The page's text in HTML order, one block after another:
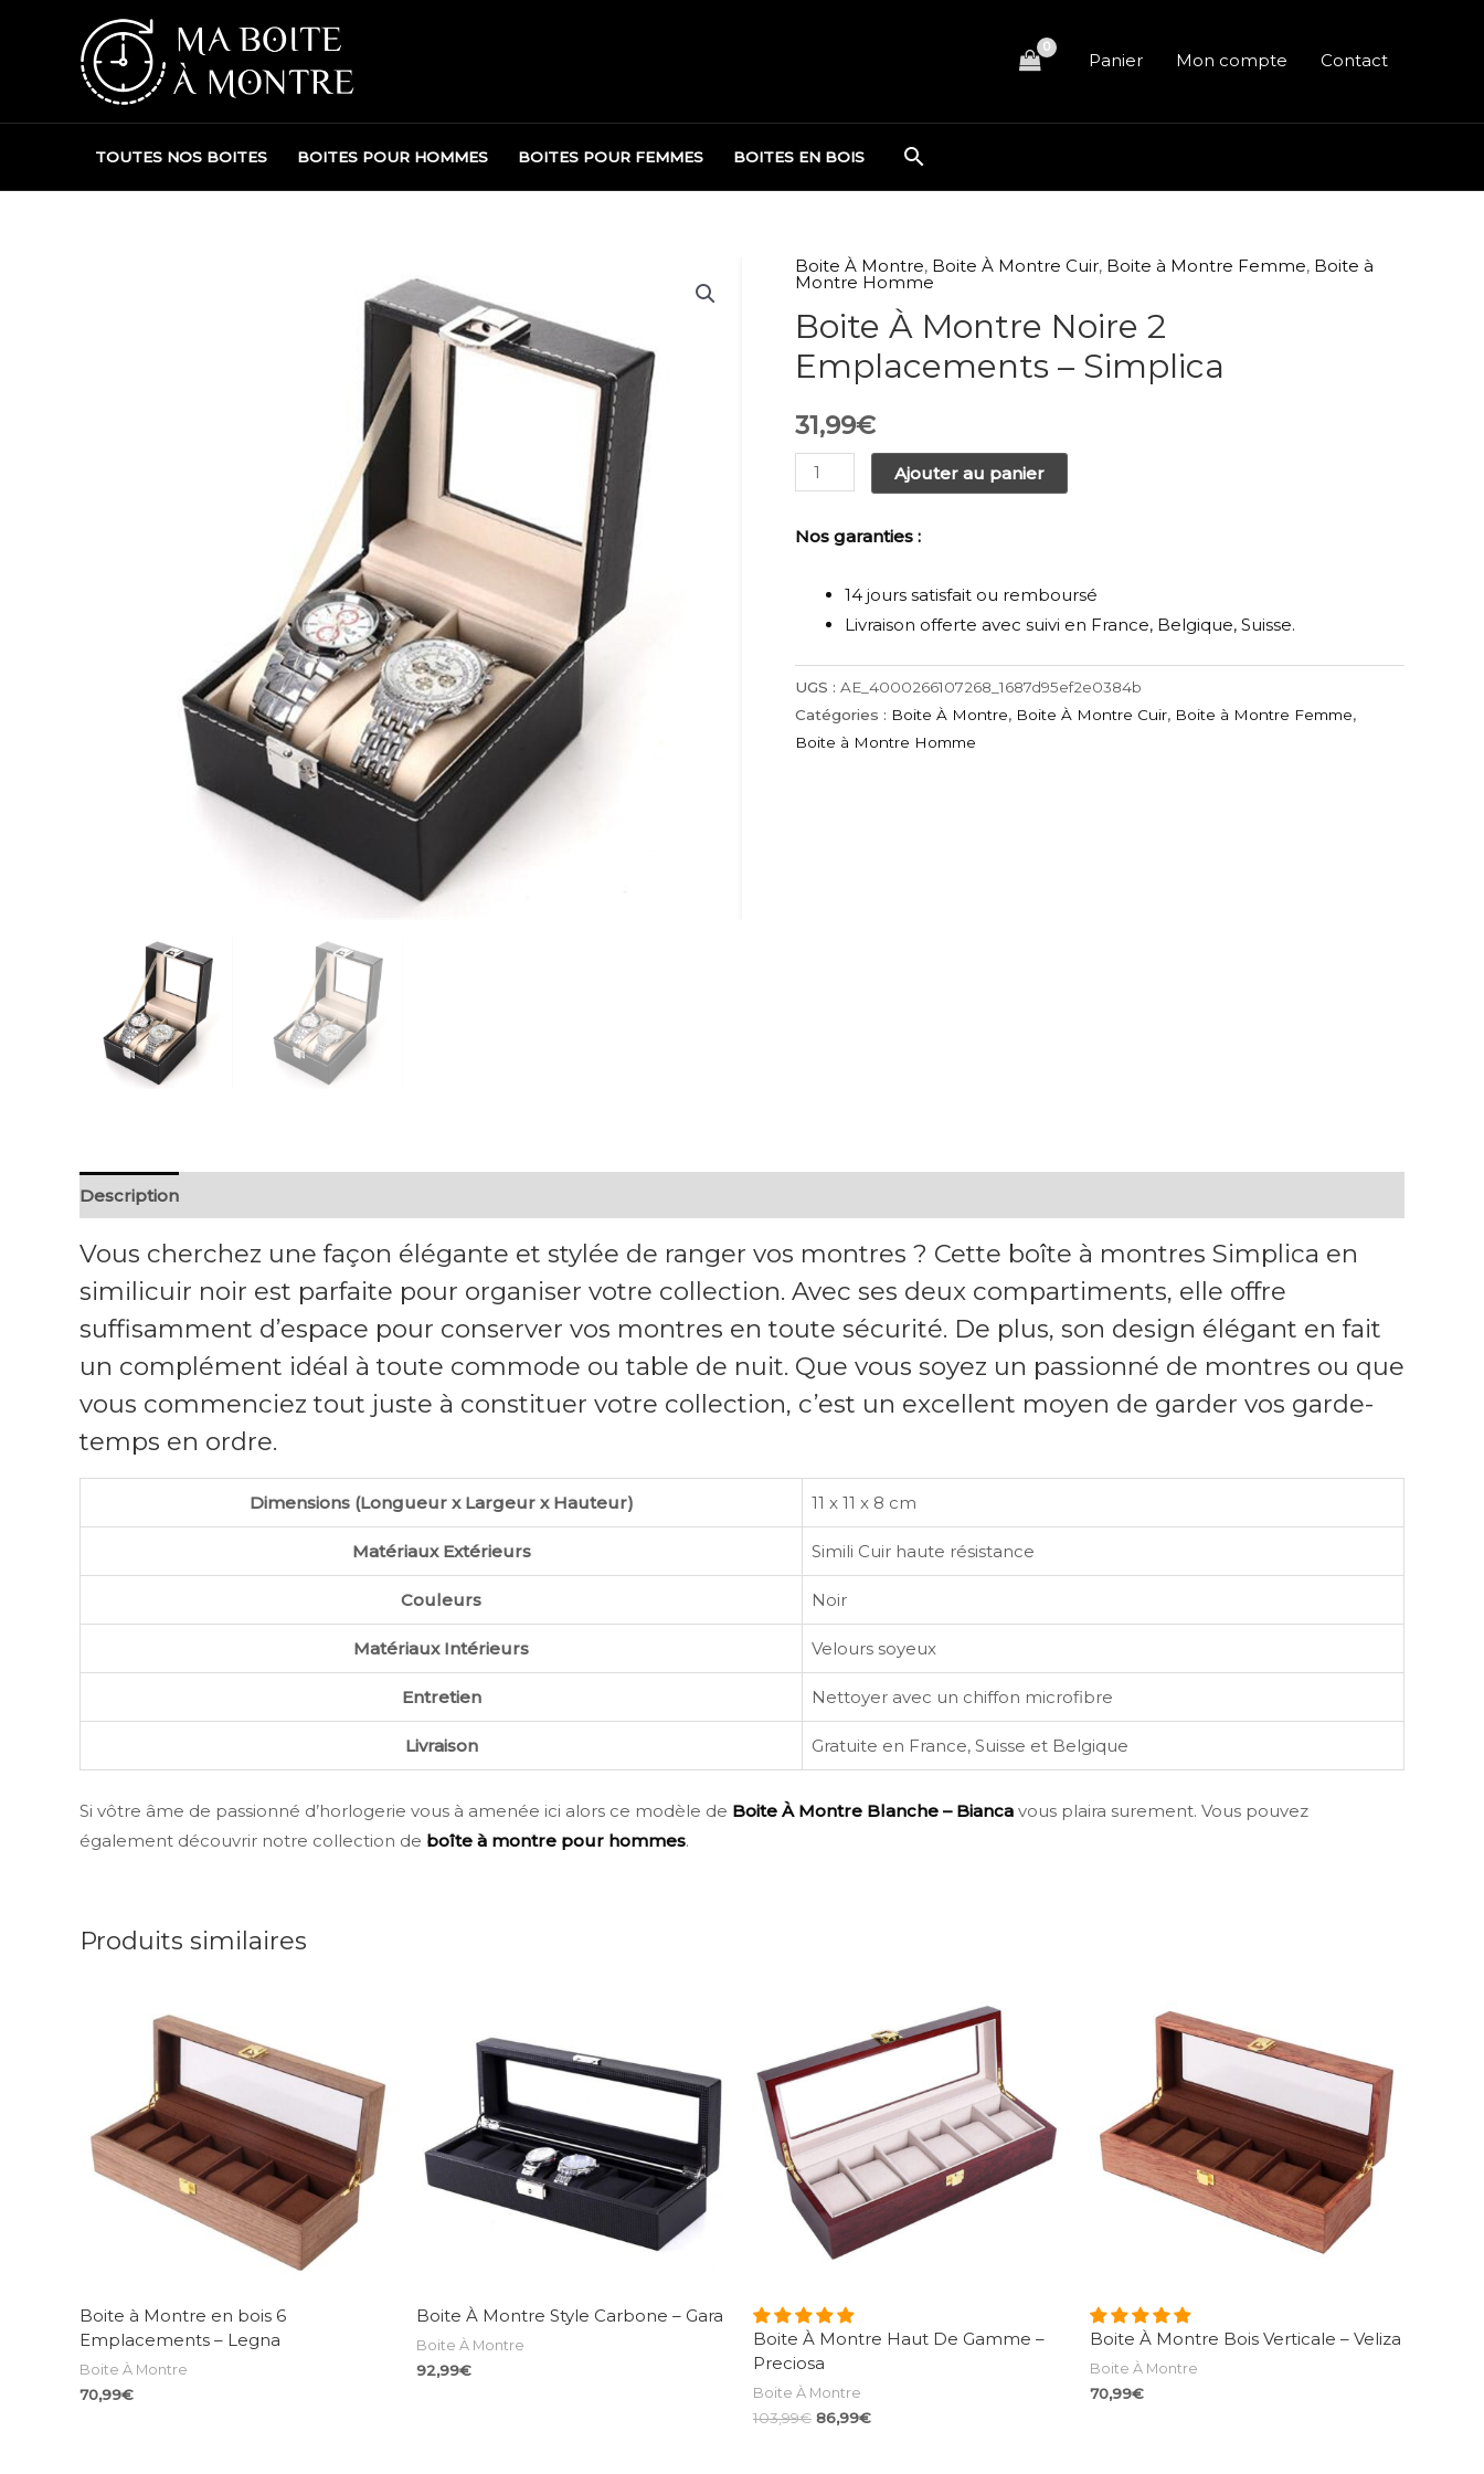
Panier Mon compte Contact
TOUTES NOS BOITES BOITES POUR HOMMES BOITES POUR FEMMES BOITES EN BOIS Rechercher
Boite À Montre, Boite À Montre Cuir, Boite à Montre Femme, Boite à
Montre Homme
Boite À Montre Noire 2
Emplacements – Simplica
31,99€
quantité
de
Boite
Montre
-
Simplica
Ajouter au panier
Nos garanties :
14 jours satisfait ou remboursé
Livraison offerte avec suivi en France, Belgique, Suisse.
UGS : AE_4000266107268_1687d95ef2e0384b
Catégories : Boite À Montre, Boite À Montre Cuir, Boite à Montre Femme,
Boite à Montre Homme
Description
Vous cherchez une façon élégante et stylée de ranger vos montres ? Cette boîte à montres Simplica en
similicuir noir est parfaite pour organiser votre collection. Avec ses deux compartiments, elle offre
suffisamment d’espace pour conserver vos montres en toute sécurité. De plus, son design élégant en fait
un complément idéal à toute commode ou table de nuit. Que vous soyez un passionné de montres ou que
vous commenciez tout juste à constituer votre collection, c’est un excellent moyen de garder vos garde-
temps en ordre.
Dimensions (Longueur x Largeur x Hauteur) 11 x 11 x 8 cm
Matériaux Extérieurs Simili Cuir haute résistance
Couleurs Noir
Matériaux Intérieurs Velours soyeux
Entretien Nettoyer avec un chiffon microfibre
Livraison Gratuite en France, Suisse et Belgique
Si vôtre âme de passionné d’horlogerie vous à amenée ici alors ce modèle de Boite À Montre Blanche – Bianca vous plaira surement. Vous pouvez
également découvrir notre collection de boîte à montre pour hommes.
Produits similaires
Boite à Montre en bois 6
Emplacements – Legna
Boite À Montre
70,99€
Boite À Montre Style Carbone – Gara
Boite À Montre
92,99€
Boite À Montre Haut De Gamme –
Preciosa
Boite À Montre
103,99€ Le
86,99€Le
Boite À Montre Bois Verticale – Veliza
Boite À Montre
70,99€